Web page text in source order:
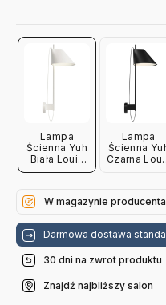
Lampa
Ścienna Yuh
Biała Louis
Poulsen
Lampa
Ścienna
Czarna
W magazynie
Darmowa dostawa
30 dni na zwrot produktu
Znajdź najbliższy salon